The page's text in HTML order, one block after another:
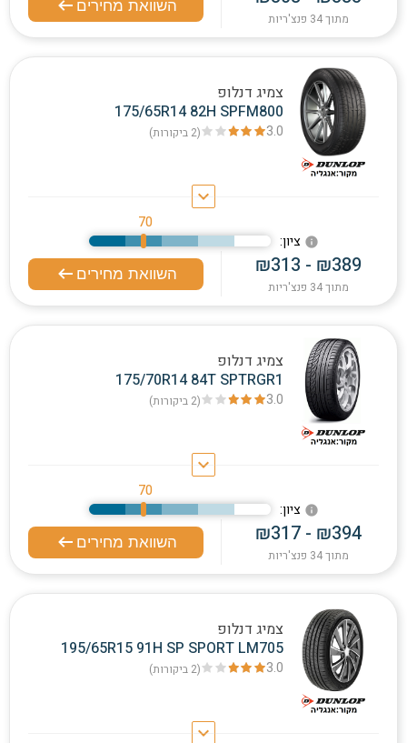
השוואת מחירים
מתוך 34 פנצ'ריות
צמיג דנלופ
175/65R14 82H SPFM800
3.0
(2 ביקורות)
keyboard_arrow_down
:ציון info
70
השוואת מחירים ₪313 - ₪389
מתוך 34 פנצ'ריות
צמיג דנלופ
175/70R14 84T SPTRGR1
3.0
(2 ביקורות)
keyboard_arrow_down
:ציון info
70
השוואת מחירים ₪317 - ₪394
מתוך 34 פנצ'ריות
צמיג דנלופ
195/65R15 91H SP SPORT LM705
3.0
(2 ביקורות)
keyboard_arrow_down